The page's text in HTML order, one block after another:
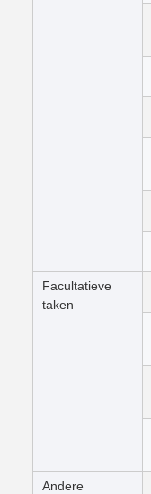
Facultatieve
taken
Andere